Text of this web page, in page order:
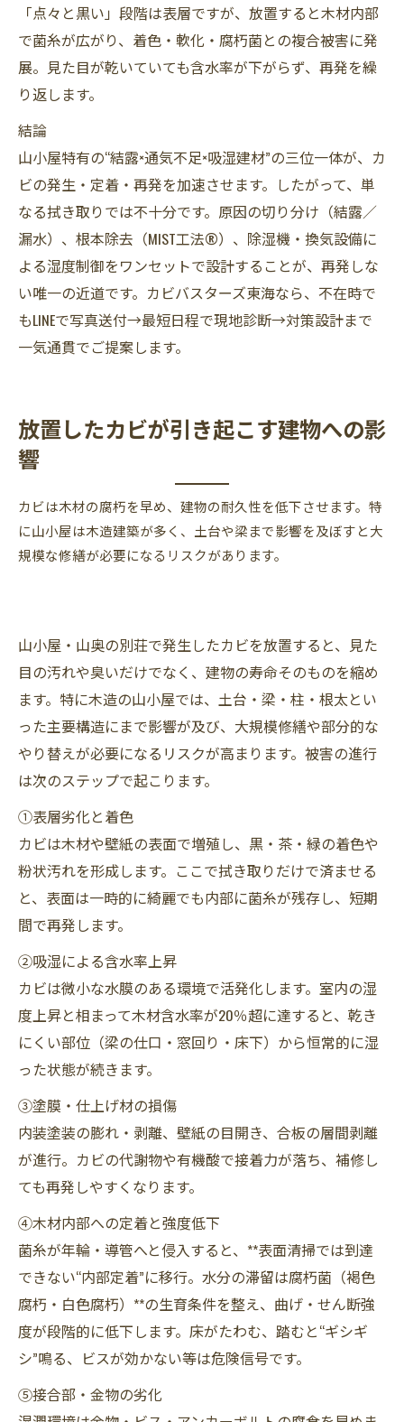
「点々と黒い」段階は表層ですが、放置すると木材内部
で菌糸が広がり、着色・軟化・腐朽菌との複合被害に発
展。見た目が乾いていても含水率が下がらず、再発を繰
り返します。
結論
山小屋特有の“結露×通気不足×吸湿建材”の三位一体が、カ
ビの発生・定着・再発を加速させます。したがって、単
なる拭き取りでは不十分です。原因の切り分け（結露／
漏水）、根本除去（MIST工法®）、除湿機・換気設備に
よる湿度制御をワンセットで設計することが、再発しな
い唯一の近道です。カビバスターズ東海なら、不在時で
もLINEで写真送付→最短日程で現地診断→対策設計まで
一気通貫でご提案します。
放置したカビが引き起こす建物への影
響
カビは木材の腐朽を早め、建物の耐久性を低下させます。特
に山小屋は木造建築が多く、土台や梁まで影響を及ぼすと大
規模な修繕が必要になるリスクがあります。
山小屋・山奥の別荘で発生したカビを放置すると、見た
目の汚れや臭いだけでなく、建物の寿命そのものを縮め
ます。特に木造の山小屋では、土台・梁・柱・根太とい
った主要構造にまで影響が及び、大規模修繕や部分的な
やり替えが必要になるリスクが高まります。被害の進行
は次のステップで起こります。
①表層劣化と着色
カビは木材や壁紙の表面で増殖し、黒・茶・緑の着色や
粉状汚れを形成します。ここで拭き取りだけで済ませる
と、表面は一時的に綺麗でも内部に菌糸が残存し、短期
間で再発します。
②吸湿による含水率上昇
カビは微小な水膜のある環境で活発化します。室内の湿
度上昇と相まって木材含水率が20％超に達すると、乾き
にくい部位（梁の仕口・窓回り・床下）から恒常的に湿
った状態が続きます。
③塗膜・仕上げ材の損傷
内装塗装の膨れ・剥離、壁紙の目開き、合板の層間剥離
が進行。カビの代謝物や有機酸で接着力が落ち、補修し
ても再発しやすくなります。
④木材内部への定着と強度低下
菌糸が年輪・導管へと侵入すると、**表面清掃では到達
できない“内部定着”に移行。水分の滞留は腐朽菌（褐色
腐朽・白色腐朽）**の生育条件を整え、曲げ・せん断強
度が段階的に低下します。床がたわむ、踏むと“ギシギ
シ”鳴る、ビスが効かない等は危険信号です。
⑤接合部・金物の劣化